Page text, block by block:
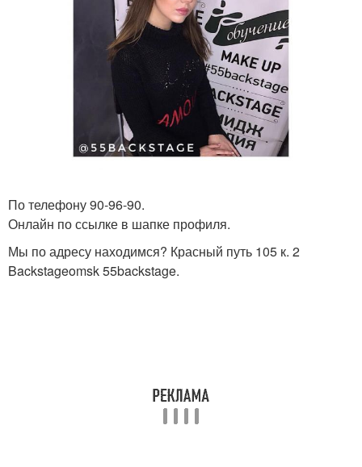
По телефону 90-96-90.
Онлайн по ссылке в шапке профиля.
Мы по адресу находимся? Красный путь 105 к. 2
Backstageomsk 55backstage.